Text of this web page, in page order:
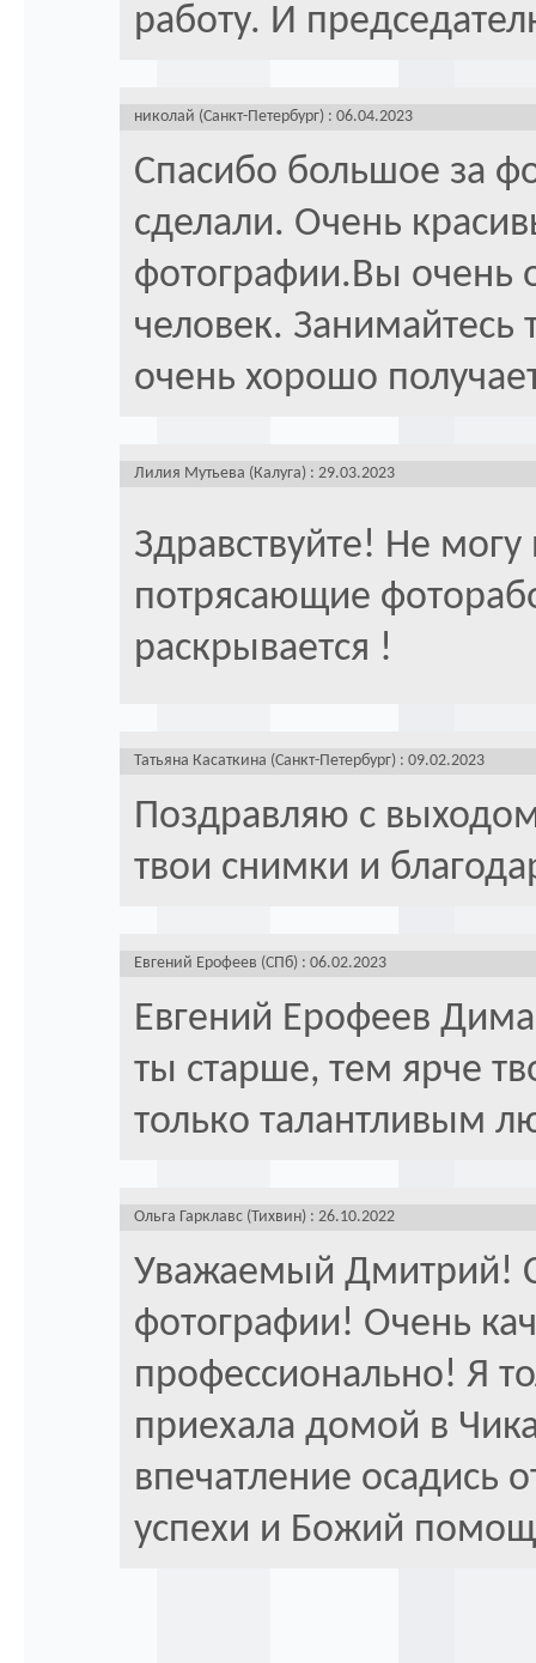
работу. И
николай (Санкт-Петербург) : 06.04.2023
Спасибо большое за
сделали. Очень
фотографии.Вы очень
человек. Занимайтесь
очень хорошо
Лилия Мутьева (Калуга) : 29.03.2023
Здравствуйте! Не могу
потрясающие
раскрывается !
Татьяна Касаткина (Санкт-Петербург) : 09.02.2023
Поздравляю с
твои снимки и
Евгений Ерофеев (СПб) : 06.02.2023
Евгений Ерофеев
ты старше, тем ярче
только талантливым
Ольга Гарклавс (Тихвин) : 26.10.2022
Уважаемый Дмитрий!
фотографии! Очень
профессионально! Я
приехала домой в
впечатление осадись
успехи и Божий